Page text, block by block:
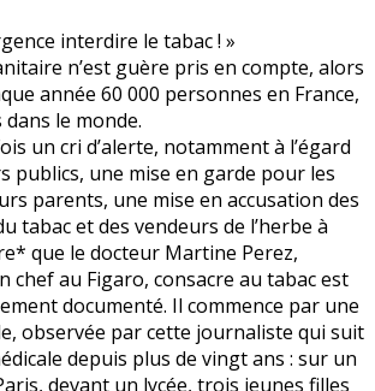
interdire le tabac ! »
n’est guère pris en compte, alors
année 60 000 personnes en France,
le monde.
un cri d’alerte, notamment à l’égard
publics, une mise en garde pour les
parents, une mise en accusation des
tabac et des vendeurs de l’herbe à
que le docteur Martine Perez,
chef au Figaro, consacre au tabac est
documenté. Il commence par une
observée par cette journaliste qui suit
depuis plus de vingt ans : sur un
devant un lycée, trois jeunes filles